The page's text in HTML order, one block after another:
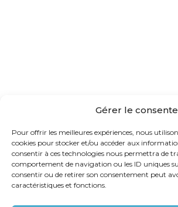
Gérer le
Pour offrir les meilleures expériences, nous
cookies pour stocker et/ou accéder aux
consentir à ces technologies nous permettra de
comportement de navigation ou les ID uniques
consentir ou de retirer son consentement peut
caractéristiques et fonctions.